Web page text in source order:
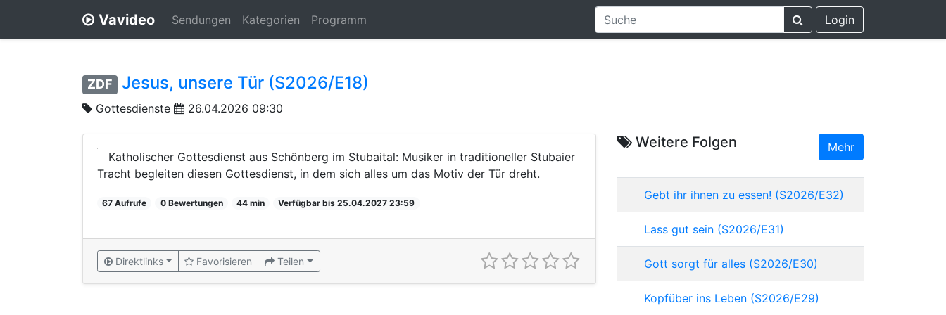
Vavideo Sendungen Kategorien Programm Login
ZDF Jesus, unsere Tür (S2026/E18)
Gottesdienste 26.04.2026 09:30
Katholischer Gottesdienst aus Schönberg im Stubaital: Musiker in traditioneller Stubaier
Tracht begleiten diesen Gottesdienst, in dem sich alles um das Motiv der Tür dreht.
67 Aufrufe 0 Bewertungen 44 min Verfügbar bis 25.04.2027 23:59
Direktlinks Favorisieren Teilen
Weitere Folgen Mehr
Gebt ihr ihnen zu essen! (S2026/E32)
Lass gut sein (S2026/E31)
Gott sorgt für alles (S2026/E30)
Kopfüber ins Leben (S2026/E29)